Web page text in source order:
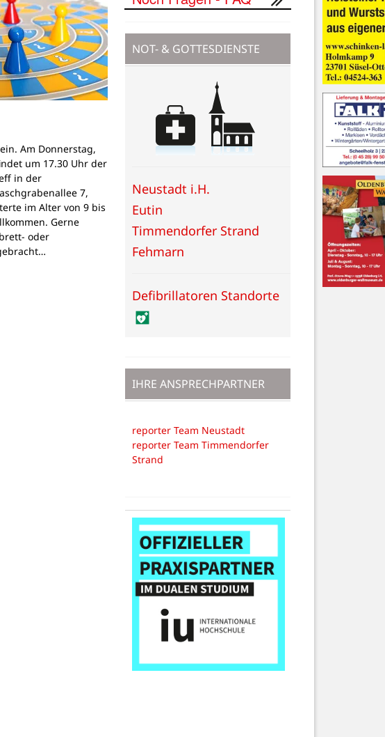
Am Donnerstag,
um 17.30 Uhr der
in der
7,
im Alter von 9 bis
Gerne
oder
NOT- & GOTTESDIENSTE
Neustadt i.H.
Eutin
Timmendorfer Strand
Fehmarn
Defibrillatoren Standorte
IHRE ANSPRECHPARTNER
reporter Team Neustadt
reporter Team Timmendorfer
Strand